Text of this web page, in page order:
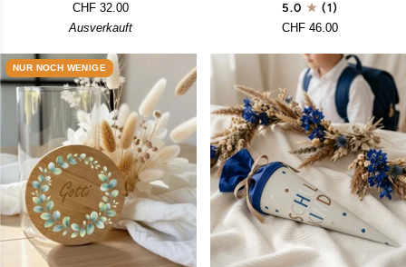
CHF 32.00
Ausverkauft
/
Hase
5.0
(1)
CHF 46.00
NUR NOCH WENIGE